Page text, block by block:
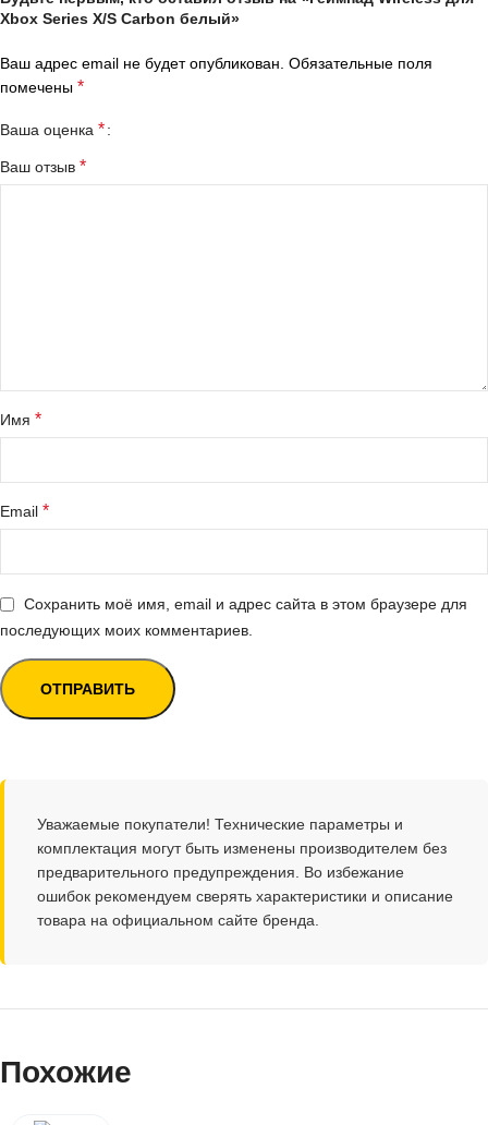
Xbox Series X/S Carbon белый»
Ваш адрес email не будет опубликован. Обязательные поля
помечены *
Ваша оценка *
Ваш отзыв *
Имя *
Email *
Сохранить моё имя, email и адрес сайта в этом браузере для
последующих моих комментариев.
Уважаемые покупатели! Технические параметры и
комплектация могут быть изменены производителем без
предварительного предупреждения. Во избежание
ошибок рекомендуем сверять характеристики и описание
товара на официальном сайте бренда.
Похожие